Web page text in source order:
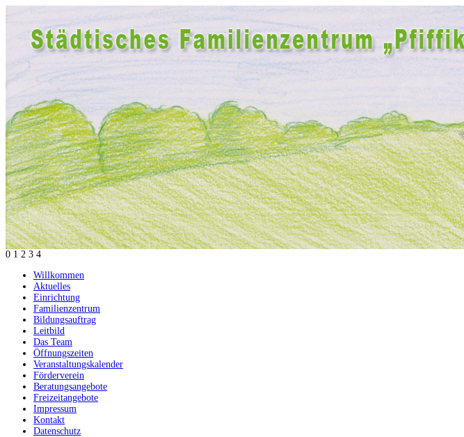
0 1 2 3 4
Willkommen
Aktuelles
Einrichtung
Familienzentrum
Bildungsauftrag
Leitbild
Das Team
Öffnungszeiten
Veranstaltungskalender
Förderverein
Beratungsangebote
Freizeitangebote
Impressum
Kontakt
Datenschutz